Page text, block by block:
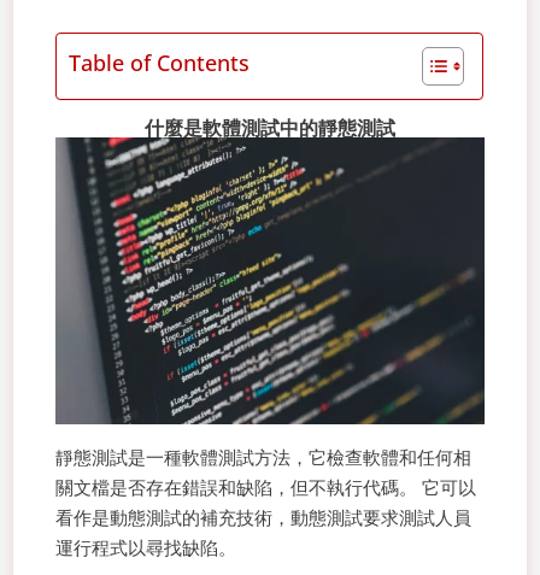
Table of Contents
什麼是軟體測試中的靜態測試
靜態測試是一種軟體測試方法，它檢查軟體和任何相
關文檔是否存在錯誤和缺陷，但不執行代碼。 它可以
看作是動態測試的補充技術，動態測試要求測試人員
運行程式以尋找缺陷。